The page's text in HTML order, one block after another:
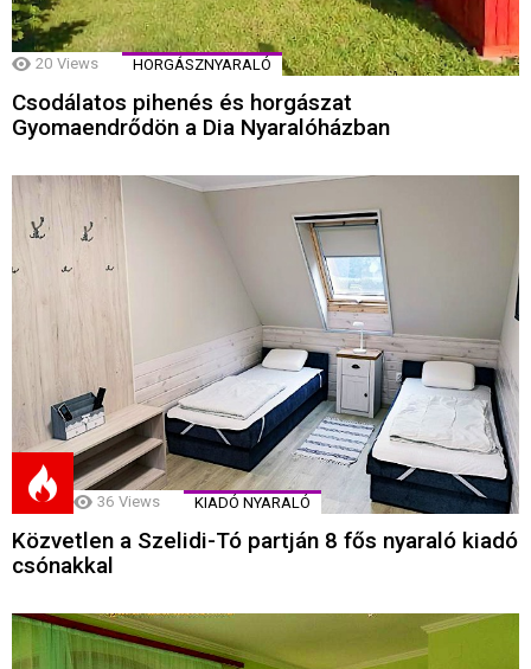
20 Views HORGÁSZNYARALÓ
Csodálatos pihenés és horgászat
Gyomaendrődön a Dia Nyaralóházban
36 Views KIADÓ NYARALÓ
Közvetlen a Szelidi-Tó partján 8 fős nyaraló kiadó
csónakkal